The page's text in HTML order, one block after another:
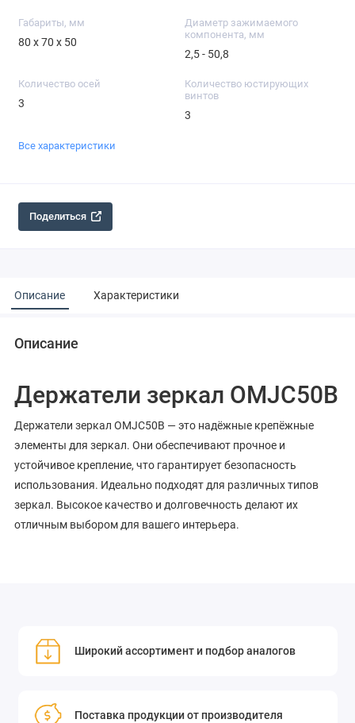
Габариты, мм
80 х 70 х 50
Диаметр зажимаемого
компонента, мм
2,5 - 50,8
Количество осей
3
Количество юстирующих
винтов
3
Все характеристики
Поделиться
Описание Характеристики
Описание
Держатели зеркал OMJC50B
Держатели зеркал OMJC50B — это надёжные крепёжные
элементы для зеркал. Они обеспечивают прочное и
устойчивое крепление, что гарантирует безопасность
использования. Идеально подходят для различных типов
зеркал. Высокое качество и долговечность делают их
отличным выбором для вашего интерьера.
Широкий ассортимент и подбор аналогов
Поставка продукции от производителя